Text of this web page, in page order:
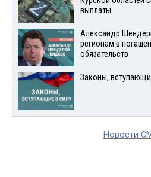
выплаты
Александр
регионам в
обязательств
Законы,
Новости